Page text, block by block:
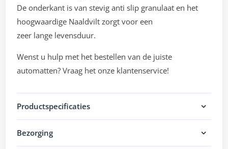
De onderkant is van stevig anti slip granulaat en het
hoogwaardige Naaldvilt zorgt voor een
zeer lange levensduur.
Wenst u hulp met het bestellen van de juiste
automatten? Vraag het onze klantenservice!
Productspecificaties
Bezorging